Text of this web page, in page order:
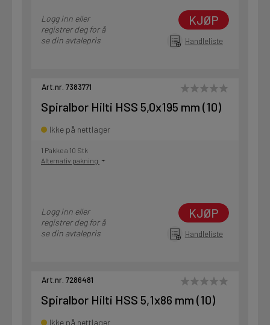
Logg inn eller
registrer deg for å
se din avtalepris
KJØP
Handleliste
Art.nr. 7383771
Spiralbor Hilti HSS 5,0x195 mm (10)
Ikke på nettlager
1 Pakke a 10 Stk
Alternativ pakning
Logg inn eller
registrer deg for å
se din avtalepris
KJØP
Handleliste
Art.nr. 7286481
Spiralbor Hilti HSS 5,1x86 mm (10)
Ikke på nettlager